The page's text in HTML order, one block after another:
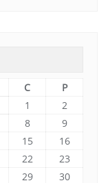
C
P
1
2
8
9
15
16
22
23
29
30